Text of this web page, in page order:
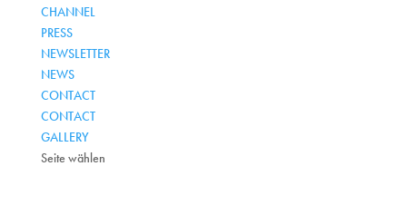
CHANNEL
PRESS
NEWSLETTER
NEWS
CONTACT
CONTACT
GALLERY
Seite wählen